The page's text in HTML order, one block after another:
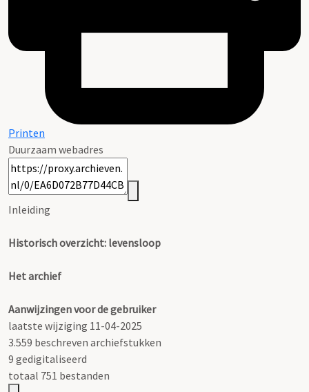
Printen
Duurzaam webadres
Inleiding
Historisch overzicht: levensloop
Het archief
Aanwijzingen voor de gebruiker
laatste wijziging 11-04-2025
3.559 beschreven archiefstukken
9 gedigitaliseerd
totaal 751 bestanden